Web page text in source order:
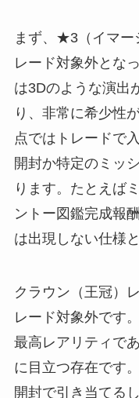
まず、★3（イマー
レード対象外とな
は3Dのような演出
り、非常に希少性
点ではトレードで
開封か特定のミッ
ります。たとえば
ントー図鑑完成報
は出現しない仕様
クラウン（王冠）
レード対象外です
最高レアリティで
に目立つ存在です
開封で引き当てる